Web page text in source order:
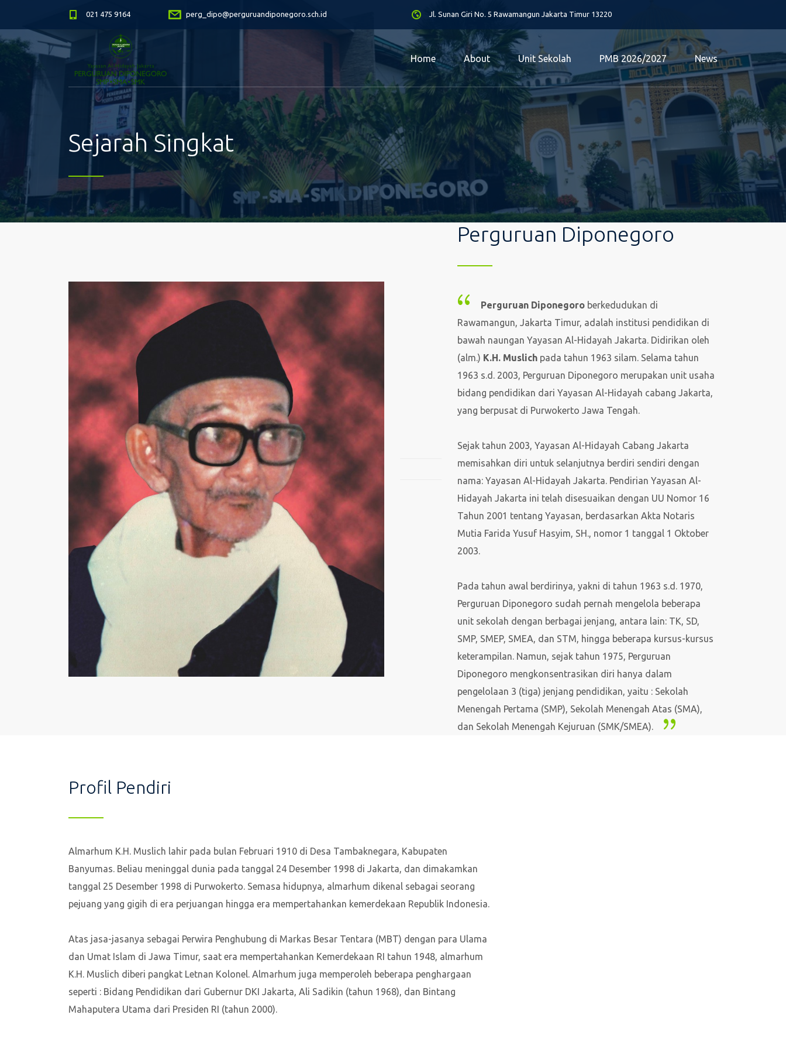
021 475 9164 perg_dipo@perguruandiponegoro.sch.id Jl. Sunan Giri No. 5 Rawamangun Jakarta Timur 13220
Home About Unit Sekolah PMB 2026/2027 News
Sejarah Singkat
Perguruan Diponegoro
Perguruan Diponegoro berkedudukan di
Rawamangun, Jakarta Timur, adalah institusi pendidikan di
bawah naungan Yayasan Al-Hidayah Jakarta. Didirikan oleh
(alm.) K.H. Muslich pada tahun 1963 silam. Selama tahun
1963 s.d. 2003, Perguruan Diponegoro merupakan unit usaha
bidang pendidikan dari Yayasan Al-Hidayah cabang Jakarta,
yang berpusat di Purwokerto Jawa Tengah.
Sejak tahun 2003, Yayasan Al-Hidayah Cabang Jakarta
memisahkan diri untuk selanjutnya berdiri sendiri dengan
nama: Yayasan Al-Hidayah Jakarta. Pendirian Yayasan Al-
Hidayah Jakarta ini telah disesuaikan dengan UU Nomor 16
Tahun 2001 tentang Yayasan, berdasarkan Akta Notaris
Mutia Farida Yusuf Hasyim, SH., nomor 1 tanggal 1 Oktober
2003.
Pada tahun awal berdirinya, yakni di tahun 1963 s.d. 1970,
Perguruan Diponegoro sudah pernah mengelola beberapa
unit sekolah dengan berbagai jenjang, antara lain: TK, SD,
SMP, SMEP, SMEA, dan STM, hingga beberapa kursus-kursus
keterampilan. Namun, sejak tahun 1975, Perguruan
Diponegoro mengkonsentrasikan diri hanya dalam
pengelolaan 3 (tiga) jenjang pendidikan, yaitu : Sekolah
Menengah Pertama (SMP), Sekolah Menengah Atas (SMA),
dan Sekolah Menengah Kejuruan (SMK/SMEA).
Profil Pendiri
Almarhum K.H. Muslich lahir pada bulan Februari 1910 di Desa Tambaknegara, Kabupaten
Banyumas. Beliau meninggal dunia pada tanggal 24 Desember 1998 di Jakarta, dan dimakamkan
tanggal 25 Desember 1998 di Purwokerto. Semasa hidupnya, almarhum dikenal sebagai seorang
pejuang yang gigih di era perjuangan hingga era mempertahankan kemerdekaan Republik Indonesia.
Atas jasa-jasanya sebagai Perwira Penghubung di Markas Besar Tentara (MBT) dengan para Ulama
dan Umat Islam di Jawa Timur, saat era mempertahankan Kemerdekaan RI tahun 1948, almarhum
K.H. Muslich diberi pangkat Letnan Kolonel. Almarhum juga memperoleh beberapa penghargaan
seperti : Bidang Pendidikan dari Gubernur DKI Jakarta, Ali Sadikin (tahun 1968), dan Bintang
Mahaputera Utama dari Presiden RI (tahun 2000).